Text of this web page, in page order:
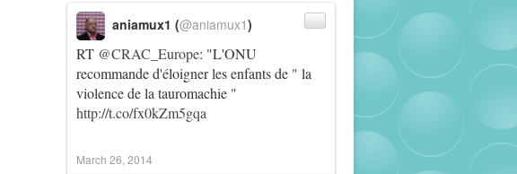
RT @CRAC_Europe: "L'ONU
recommande d'éloigner les enfants de " la
violence de la tauromachie "
http://t.co/fx0kZm5gqa
aniamux1 (@aniamux1)
March 26, 2014